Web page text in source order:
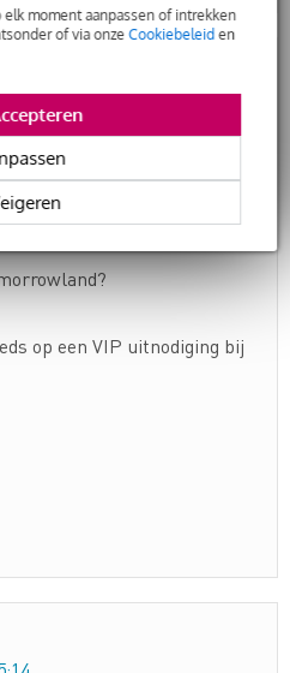
elk moment aanpassen of intrekken
of via onzeCookiebeleid en
17:19
er als leek alleen geen
op een VIP uitnodiging bij